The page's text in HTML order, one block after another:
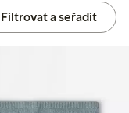
Filtrovat a seřadit